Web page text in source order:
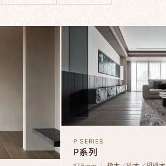
P SERIES
P系列